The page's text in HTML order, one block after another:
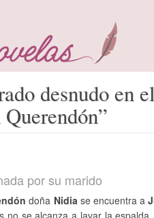
desnudo en
por su marido
doña Nidiase encuentra a
no se alcanza a lavar la